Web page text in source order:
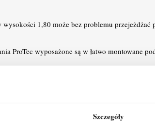
Szczegóły
wysokości 1,80 może bez problemu
ProTec wyposażone są w łatwo montowane
GuardMatic przed zawieszeniem pomostu
poręczami GuardMatic zapewnia łatwy i
(w celu zaoszczędzenia miejsca).